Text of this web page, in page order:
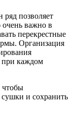
ряд позволяет
очень важно в
перекрестные
Организация
при каждом
чтобы
сушки и сохранить